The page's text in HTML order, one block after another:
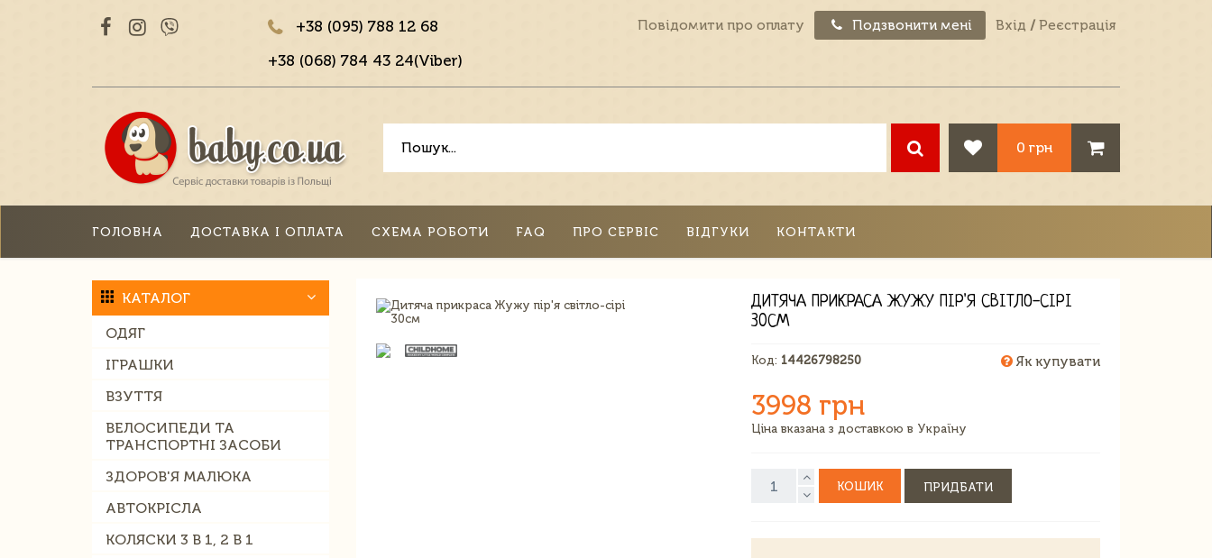
+38 (095) 788 12 68
+38 (068) 784 43 24(Viber)
Повідомити про оплату Подзвонити мені Вхід / Реєстрація
0 грн
ГОЛОВНА ДОСТАВКА І ОПЛАТА СХЕМА РОБОТИ FAQ ПРО СЕРВІС ВІДГУКИ КОНТАКТИ
КАТАЛОГ
ОДЯГ
ІГРАШКИ
ВЗУТТЯ
ВЕЛОСИПЕДИ ТА
ТРАНСПОРТНІ ЗАСОБИ
ЗДОРОВ'Я МАЛЮКА
АВТОКРІСЛА
КОЛЯСКИ 3 В 1, 2 В 1
ДИТЯЧА ПРИКРАСА ЖУЖУ ПІР'Я СВІТЛО-СІРІ
30СМ
Код: 14426798250 Як купувати
3998 грн
Ціна вказана з доставкою в Україну
КОШИК ПРИДБАТИ